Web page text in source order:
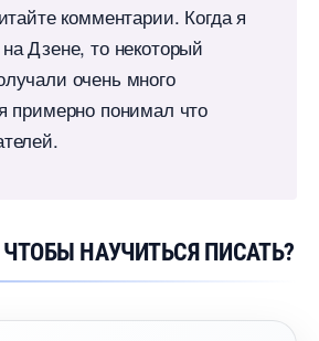
комментарии. Когда я
Дзене, то некоторый
очень много
примерно понимал что
ЧТОБЫ НАУЧИТЬСЯ ПИСАТЬ?